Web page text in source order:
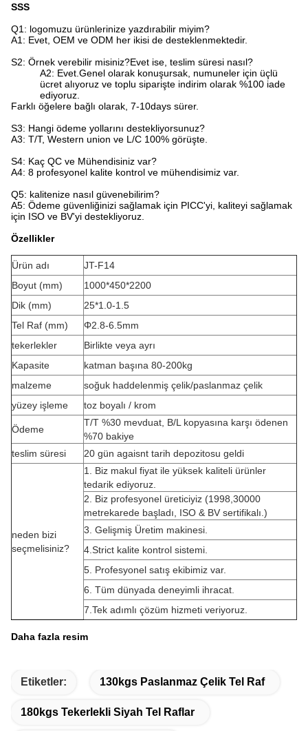
SSS
Q1: logomuzu ürünlerinize yazdırabilir miyim?
A1: Evet, OEM ve ODM her ikisi de desteklenmektedir.
S2: Örnek verebilir misiniz?Evet ise, teslim süresi nasıl?
A2: Evet.Genel olarak konuşursak, numuneler için üçlü
ücret alıyoruz ve toplu siparişte indirim olarak %100 iade
ediyoruz.
Farklı öğelere bağlı olarak, 7-10days sürer.
S3: Hangi ödeme yollarını destekliyorsunuz?
A3: T/T, Western union ve L/C 100% görüşte.
S4: Kaç QC ve Mühendisiniz var?
A4: 8 profesyonel kalite kontrol ve mühendisimiz var.
Q5: kalitenize nasıl güvenebilirim?
A5: Ödeme güvenliğinizi sağlamak için PICC'yi, kaliteyi sağlamak
için ISO ve BV'yi destekliyoruz.
Özellikler
Ürün adı
JT-F14
Boyut (mm)
1000*450*2200
Dik (mm)
25*1.0-1.5
Tel Raf (mm)
Φ2.8-6.5mm
tekerlekler
Birlikte veya ayrı
Kapasite
katman başına 80-200kg
malzeme
soğuk haddelenmiş çelik/paslanmaz çelik
yüzey işleme
toz boyalı / krom
Ödeme
T/T %30 mevduat, B/L kopyasına karşı ödenen
%70 bakiye
teslim süresi
20 gün agaisnt tarih depozitosu geldi
neden bizi
seçmelisiniz?
1. Biz makul fiyat ile yüksek kaliteli ürünler
tedarik ediyoruz.
2. Biz profesyonel üreticiyiz (1998,30000
metrekarede başladı, ISO & BV sertifikalı.)
3. Gelişmiş Üretim makinesi.
4.Strict kalite kontrol sistemi.
5. Profesyonel satış ekibimiz var.
6. Tüm dünyada deneyimli ihracat.
7.Tek adımlı çözüm hizmeti veriyoruz.
Daha fazla resim
Etiketler: 130kgs Paslanmaz Çelik Tel Raf
180kgs Tekerlekli Siyah Tel Raflar